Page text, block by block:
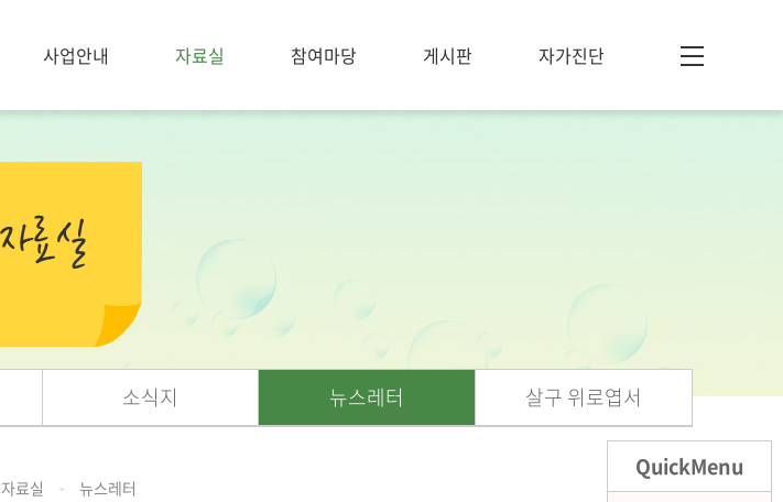
사업안내 자료실 참여마당 게시판 자가진단
소식지 뉴스레터 살구 위로엽서
자료실 > 뉴스레터
QuickMenu